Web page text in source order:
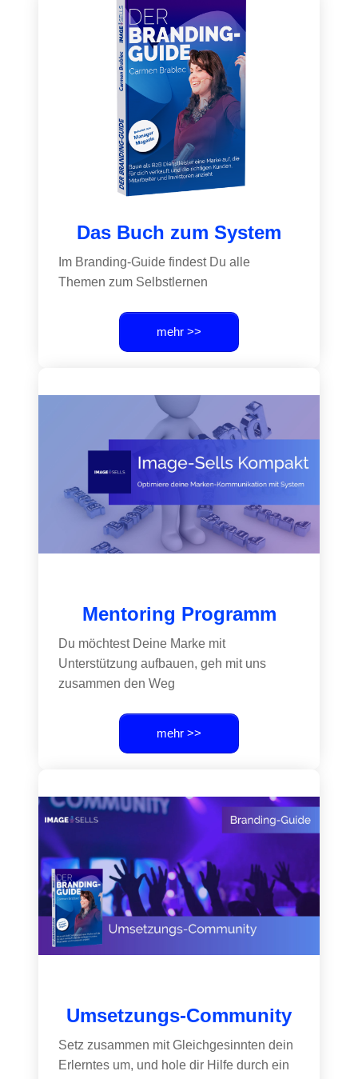
Das Buch zum System
Im Branding-Guide findest Du alle
Themen zum Selbstlernen
mehr >>
Mentoring Programm
Du möchtest Deine Marke mit
Unterstützung aufbauen, geh mit uns
zusammen den Weg
mehr >>
Umsetzungs-Community
Setz zusammen mit Gleichgesinnten dein
Erlerntes um, und hole dir Hilfe durch ein